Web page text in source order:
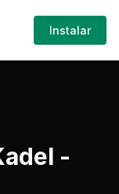
kehlani-haned
Iniciar
Sesión
-
Instalar